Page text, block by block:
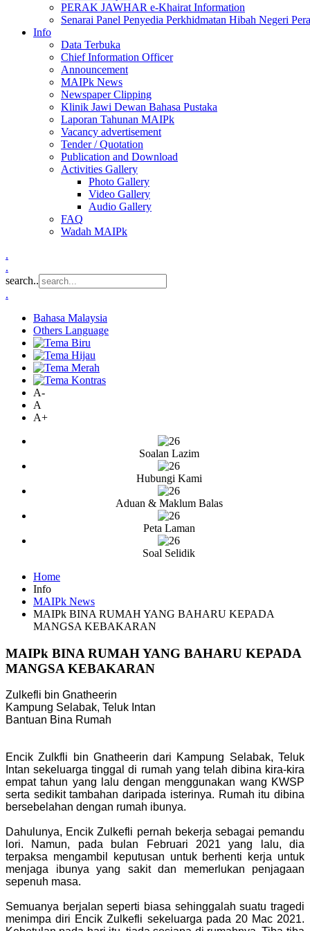
PERAK JAWHAR e-Khairat Information
Senarai Panel Penyedia Perkhidmatan Hibah Negeri
Info
Data Terbuka
Chief Information Officer
Announcement
MAIPk News
Newspaper Clipping
Klinik Jawi Dewan Bahasa Pustaka
Laporan Tahunan MAIPk
Vacancy advertisement
Tender / Quotation
Publication and Download
Activities Gallery
Photo Gallery
Video Gallery
Audio Gallery
FAQ
Wadah MAIPk
.
.
search..
.
Bahasa Malaysia
Others Language
A-
A
A+
Soalan Lazim
Hubungi Kami
Aduan & Maklum Balas
Peta Laman
Soal Selidik
Home
Info
MAIPk News
MAIPk BINA RUMAH YANG BAHARU KEPADA
MANGSA KEBAKARAN
MAIPk BINA RUMAH YANG BAHARU KEPADA
MANGSA KEBAKARAN
Zulkefli bin Gnatheerin
Kampung Selabak, Teluk Intan
Bantuan Bina Rumah
Encik Zulkfli bin Gnatheerin dari Kampung Selabak, Teluk
Intan sekeluarga tinggal di rumah yang telah dibina kira-kira
empat tahun yang lalu dengan menggunakan wang KWSP
serta sedikit tambahan daripada isterinya. Rumah itu dibina
bersebelahan dengan rumah ibunya.
Dahulunya, Encik Zulkefli pernah bekerja sebagai pemandu
lori. Namun, pada bulan Februari 2021 yang lalu, dia
terpaksa mengambil keputusan untuk berhenti kerja untuk
menjaga ibunya yang sakit dan memerlukan penjagaan
sepenuh masa.
Semuanya berjalan seperti biasa sehinggalah suatu tragedi
menimpa diri Encik Zulkefli sekeluarga pada 20 Mac 2021.